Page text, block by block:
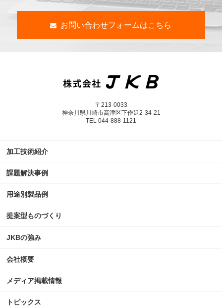
お問い合わせフォームはこちら
〒213-0033
神奈川県川崎市高津区下作延2-34-21
TEL 044-888-1121
加工技術紹介
課題解決事例
用途別製品例
提案型ものづくり
JKBの強み
会社概要
メディア掲載情報
トピックス